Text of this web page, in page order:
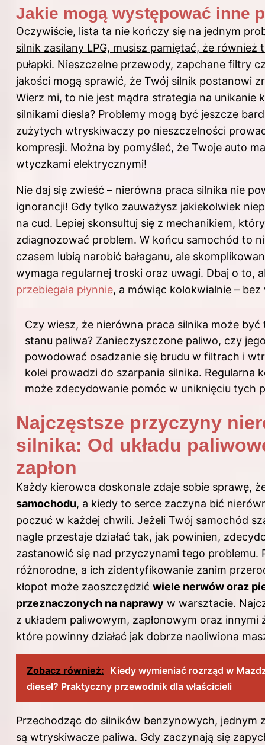
Jakie mogą występować inne
Oczywiście, lista ta nie kończy się na jednym
silnik zasilany LPG, musisz pamiętać, że również
pułapki. Nieszczelne przewody, zapchane filtry
jakości mogą sprawić, że Twój silnik postanowi
Wierz mi, to nie jest mądra strategia na unikanie
silnikami diesla? Problemy mogą być jeszcze
zużytych wtryskiwaczy po nieszczelności
kompresji. Można by pomyśleć, że Twoje auto
wtyczkami elektrycznymi!
Nie daj się zwieść – nierówna praca silnika nie
ignorancji! Gdy tylko zauważysz jakiekolwiek
na cud. Lepiej skonsultuj się z mechanikiem,
zdiagnozować problem. W końcu samochód to
czasem lubią narobić bałaganu, ale
wymaga regularnej troski oraz uwagi. Dbaj o to,
przebiegała płynnie, a mówiąc kolokwialnie –
Czy wiesz, że nierówna praca silnika może być
stanu paliwa? Zanieczyszczone paliwo, czy
powodować osadzanie się brudu w filtrach i
kolei prowadzi do szarpania silnika. Regularna
może zdecydowanie pomóc w uniknięciu tych
Najczęstsze przyczyny
silnika: Od układu
zapłon
Każdy kierowca doskonale zdaje sobie sprawę,
samochodu, a kiedy to serce zaczyna bić
poczuć w każdej chwili. Jeżeli Twój samochód
nagle przestaje działać tak, jak powinien,
zastanowić się nad przyczynami tego problemu.
różnorodne, a ich zidentyfikowanie zanim
kłopot może zaoszczędzić wiele nerwów oraz
przeznaczonych na naprawy w warsztacie.
z układem paliwowym, zapłonowym oraz
które powinny działać jak dobrze naoliwiona
Zobacz również: Kiedy wymieniać rozrząd w
diesel? Praktyczny przewodnik dla właścicieli
Przechodząc do silników benzynowych, jednym
są wtryskiwacze paliwa. Gdy zaczynają się